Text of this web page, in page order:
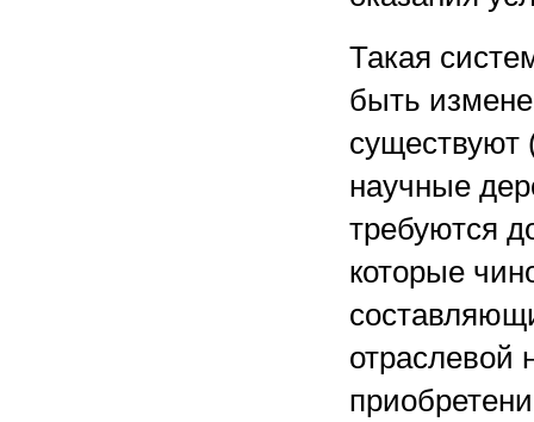
Такая
быть
существуют
научные
требуются
которые
отраслевой